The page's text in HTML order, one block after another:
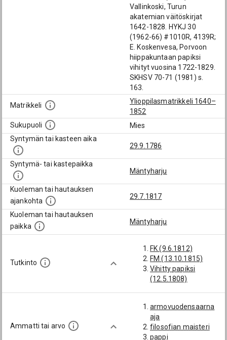
Vallinkoski, Turun
akatemian väitöskirjat
1642-1828. HYKJ 30
(1962-66) #1010R, 4139R;
E. Koskenvesa, Porvoon
hiippakuntaan papiksi
vihityt vuosina 1722-1829.
SKHSV 70-71 (1981) s.
163.
Matrikkeli
Ylioppilasmatrikkeli 1640–
1852
Sukupuoli
Mies
Syntymän tai kasteen aika
29.9.1786
Syntymä- tai kastepaikka
Mäntyharju
Kuoleman tai hautauksen
ajankohta
29.7.1817
Kuoleman tai hautauksen
paikka
Mäntyharju
Tutkinto
FK (9.6.1812)
FM (13.10.1815)
Vihitty papiksi
(12.5.1808)
Ammatti tai arvo
armovuodensaarna
aja
filosofian maisteri
pappi